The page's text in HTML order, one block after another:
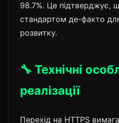
98.7%. Це підтверджує,
стандартом де-факто
розвитку.
🔧 Технічні
реалізації
Перехід на HTTPS